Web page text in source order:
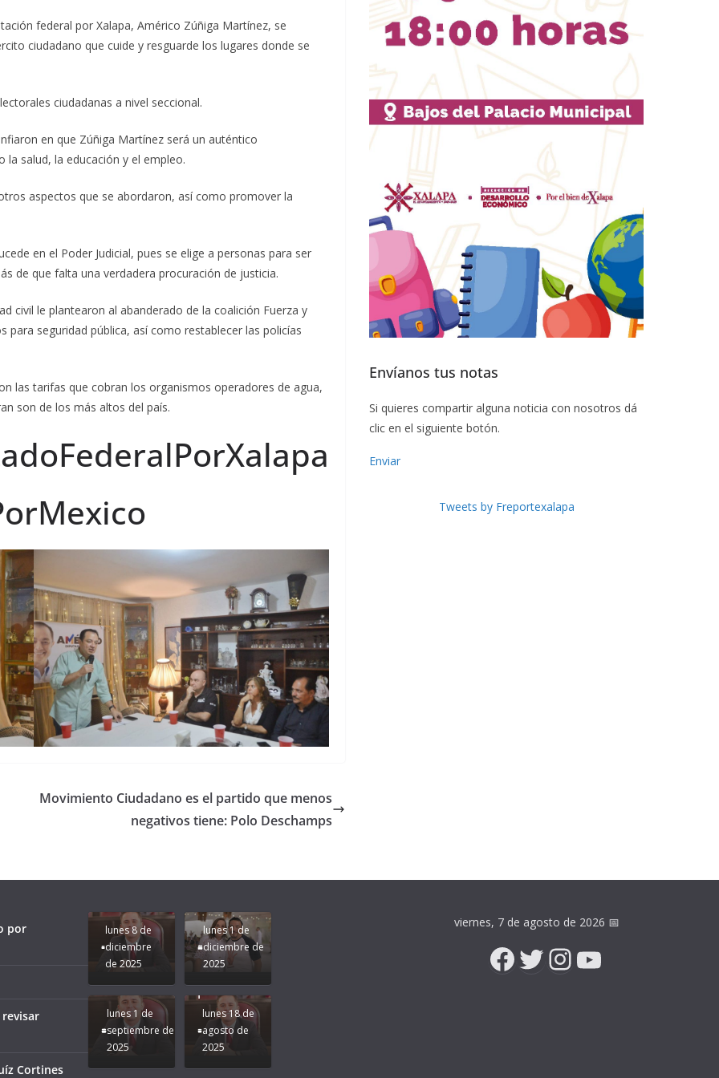
federal por Xalapa, Américo Zúñiga Martínez, se
ciudadano que cuide y resguarde los lugares donde se
ciudadanas a nivel seccional.
en que Zúñiga Martínez será un auténtico
salud, la educación y el empleo.
aspectos que se abordaron, así como promover la
en el Poder Judicial, pues se elige a personas para ser
de que falta una verdadera procuración de justicia.
civil le plantearon al abanderado de la coalición Fuerza y
para seguridad pública, así como restablecer las policías
las tarifas que cobran los organismos operadores de agua,
son de los más altos del país.
Movimiento Ciudadano es el partido que menos
negativos tiene: Polo Deschamps
Envíanos tus notas
Si quieres compartir alguna noticia con nosotros dá
clic en el siguiente botón.
Enviar
Tweets by Freportexalapa
por
Cortines
Unamos
lunes 8 de
diciembre
de 2025
lunes 1 de
diciembre de
2025
Apoyo y
Seguimos la
Ruta que
Marca
Nuestra
Rocío Nahle.
lunes 1 de
septiembre de
2025
Pongamos
de moda;
San
Andrés
Tuxtla
presente.
lunes 18 de
agosto de
2025
Difamación
viernes, 7 de agosto de 2026 📅
Facebook
Twitter
Instagram
YouTube